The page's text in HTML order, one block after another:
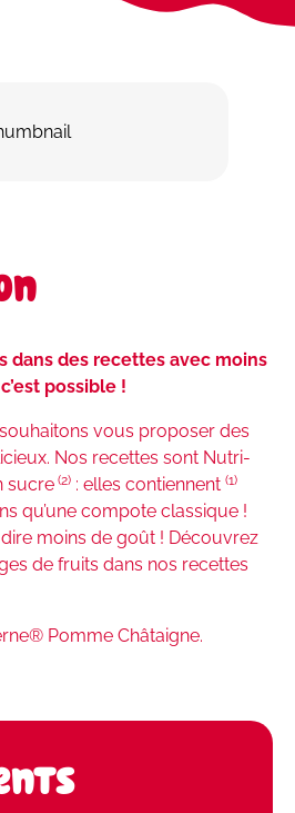
dans des recettes avec moins
possible !
vous proposer des
Nos recettes sont Nutri-
sucre (2) : elles contiennent (1)
qu’une compote classique !
moins de goût ! Découvrez
de fruits dans nos recettes
Pomme Châtaigne.